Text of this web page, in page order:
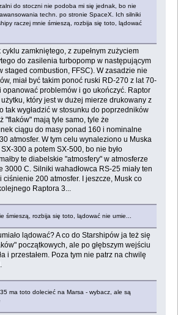
do stoczni nie podoba mi się jednak, bo nie
techn. po stronie SpaceX. Ich silniki
raczej mnie śmieszą, rozbija się toto, lądować
zamkniętego, z zupełnym zużyciem
do zasilenia turbopomp w następującym
staged combustion, FFSC). W zasadzie nie
miał być takim ponoć ruski RD-270 z lat 70-
opanować problemów i go ukończyć. Raptor
który jest w dużej mierze drukowany z
tak wygładzić w stosunku do poprzedników
"flaków" mają tyle samo, tyle że
ciągu do masy ponad 160 i nominalne
atmosfer. W tym celu wynaleziono u Muska
300 a potem SX-500, bo nie było
te diabelskie "atmosfery" w atmosferze
3000 C. Silniki wahadłowca RS-25 miały ten
ciśnienie 200 atmosfer. I jeszcze, Musk co
Raptora 3...
śmieszą, rozbija się toto, lądować nie umie...
lądować? A co do Starshipów ja też się
początkowych, ale po głębszym wejściu
i przestałem. Poza tym nie patrz na chwilę
ma toto dolecieć na Marsa - wybacz, ale są